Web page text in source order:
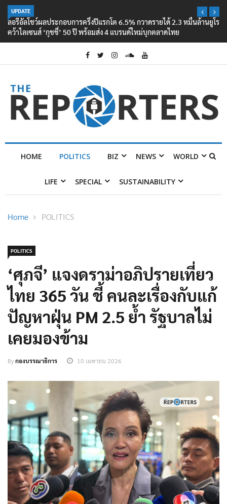
UPDATE
ลอรีอัลโชว์ผลประกอบการครึ่งปีแรกโต 6.5% กวาดรายได้ 2.3 หมื่นล้านยูโร
คว้าไลเซนส์ ‘กุชชี่’ 50 ปี พร้อมส่ง 4 แบรนด์ใหม่บุกตลาดไทย
HOME POLITICS BIZ NEWS WORLD
LIFE SPECIAL SUSTAINABILITY
Home POLITICS
POLITICS
‘ศุภจี’ แจงดราม่าอภิปรายเที่ยว
ไทย 365 วัน ชี้ คนละเรื่องกับแก้
ปัญหาฝุ่น PM 2.5 ย้ำ รัฐบาลไม่
เคยมองข้าม
Byกองบรรณาธิการ 10 เมษายน 2026